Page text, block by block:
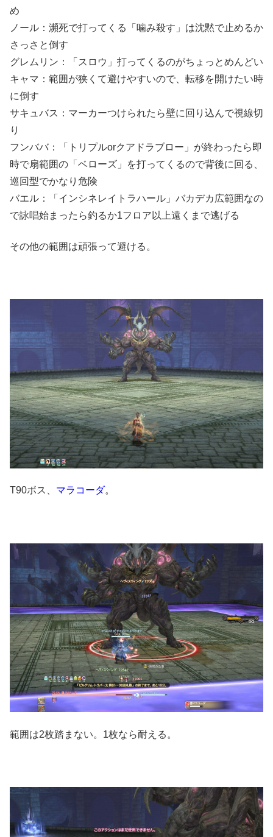
め
ノール：瀕死で打ってくる「噛み殺す」は沈黙で止めるか
さっさと倒す
グレムリン：「スロウ」打ってくるのがちょっとめんどい
キャマ：範囲が狭くて避けやすいので、転移を開けたい時
に倒す
サキュバス：マーカーつけられたら壁に回り込んで視線切
り
フンババ：「トリプルorクアドラブロー」が終わったら即
時で扇範囲の「ベローズ」を打ってくるので背後に回る、
巡回型でかなり危険
バエル：「インシネレイトラハール」バカデカ広範囲なの
で詠唱始まったら釣るか1フロア以上遠くまで逃げる
その他の範囲は頑張って避ける。
T90ボス、 マラコーダ。
範囲は2枚踏まない。1枚なら耐える。